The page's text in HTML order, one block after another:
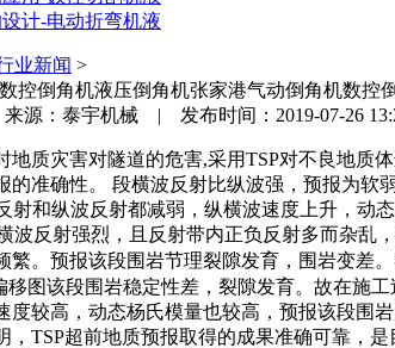
计-电动折弯机液
业新闻 >
控倒角机液压倒角机张家港气动倒角机数控倒
源：泰宇机械 | 发布时间：2019-07-26
地质灾害对隧道的危害,采用TSP对不良地质
的准确性。 段横波反射比纵波强，预报为软
射和纵波反射都减弱，纵横波速度上升，动
波反射强烈，且反射带内正负反射多而杂乱
繁。预报该段围岩节理裂隙发育，围岩变差
移图该段围岩稳定性差，裂隙发育。故在施
度较高，动态杨氏模量也较高，预报该段围
，TSP超前地质预报取得的成果准确可靠，